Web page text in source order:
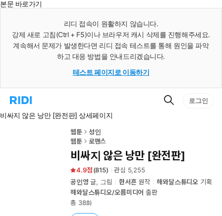
본문 바로가기
리디 접속이 원활하지 않습니다.
강제 새로 고침(Ctrl + F5)이나 브라우저 캐시 삭제를 진행해주세요.
계속해서 문제가 발생한다면 리디 접속 테스트를 통해 원인을 파악
하고 대응 방법을 안내드리겠습니다.
테스트 페이지로 이동하기
리
홈
검
로그인
비싸지 않은 낭만 [완전판] 상세페이지
웹툰
성인
웹툰
로맨스
비싸지 않은 낭만 [완전판]
4.9 (815) 관심 5,255
공인영 글, 그림 한서흔 원작 해와달스튜디오 기획
해와달스튜디오/오름미디어 출판
총 38화